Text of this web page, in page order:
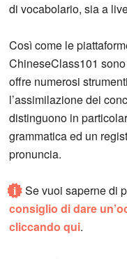
di vocabolario, sia a
Così come le
ChineseClass101
offre numerosi
l’assimilazione dei
distinguono in
grammatica ed un
pronuncia.
i Se vuoi saperne di
consiglio di dare
cliccando qui.